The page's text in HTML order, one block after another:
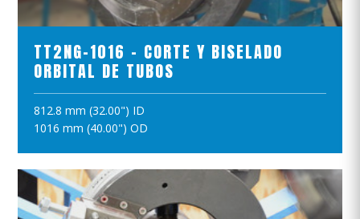
TT2NG-1016 - CORTE Y BISELADO
ORBITAL DE TUBOS
812.8 mm (32.00") ID
1016 mm (40.00") OD
AÑADIR A LA CESTA